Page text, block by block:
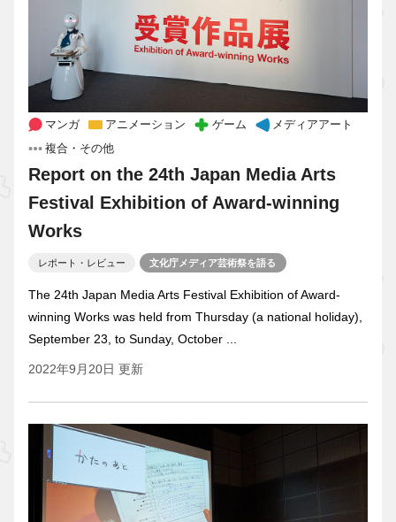
マンガ アニメーション ゲーム
メディアアート
複合・その他
Report on the 24th Japan Media Arts
Festival Exhibition of Award-winning
Works
レポート・レビュー 文化庁メディア芸術祭を語る
The 24th Japan Media Arts Festival Exhibition of Award-
winning Works was held from Thursday (a national holiday),
September 23, to Sunday, October ...
2022年9月20日 更新